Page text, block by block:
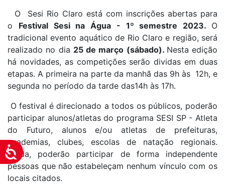
Acessibilidade
O Sesi Rio Claro está com inscrições abertas para
o Festival Sesi na Água - 1º semestre 2023. O
tradicional evento aquático de Rio Claro e região, será
realizado no dia 25 de março (sábado). Nesta edição
há novidades, as competições serão dividas em duas
etapas. A primeira na parte da manhã das 9h às 12h, e
segunda no período da tarde das14h às 17h.
O festival é direcionado a todos os públicos, poderão
participar alunos/atletas do programa SESI SP - Atleta
do Futuro, alunos e/ou atletas de prefeituras,
academias, clubes, escolas de natação regionais.
Ainda, poderão participar de forma independente
pessoas que não estabeleçam nenhum vínculo com os
locais citados.